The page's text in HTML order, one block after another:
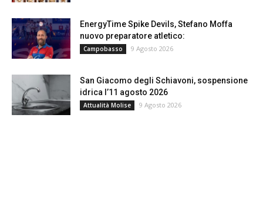
EnergyTime Spike Devils, Stefano Moffa
nuovo preparatore atletico:
Campobasso 9 Agosto 2026
San Giacomo degli Schiavoni, sospensione
idrica l’11 agosto 2026
Attualità Molise 9 Agosto 2026